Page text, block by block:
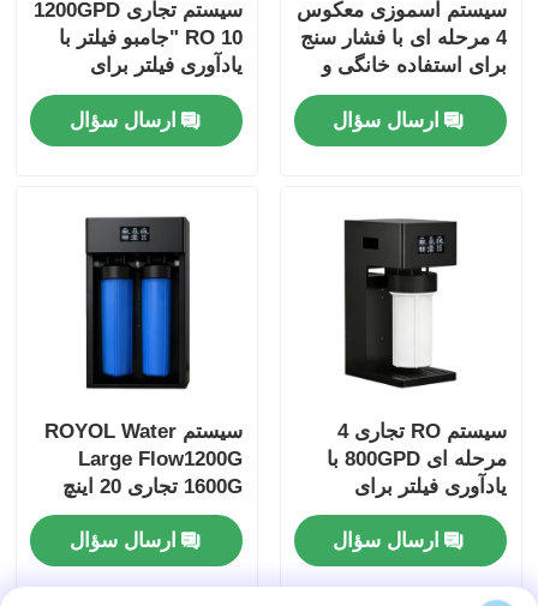
سیستم اسموزی معکوس
4 مرحله ای با فشار سنج
برای استفاده خانگی و
تجاری کوچک
ارسال سؤال
سیستم تجاری 1200GPD
RO 10 "جامبو فیلتر با
یادآوری فیلتر برای
استفاده تجاری و خانگی
ارسال سؤال
سیستم RO تجاری 4
مرحله ای 800GPD با
یادآوری فیلتر برای
استفاده در دفتر خانه
ارسال سؤال
سیستم ROYOL Water
Large Flow1200G
1600G تجاری 20 اینچ
آبی بزرگ با یادآوری
فیلتر
ارسال سؤال